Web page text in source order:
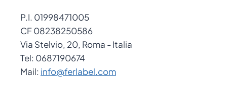
P.I. 01998471005
CF 08238250586
Via Stelvio, 20, Roma - Italia
Tel: 0687190674
Mail: info@ferlabel.com